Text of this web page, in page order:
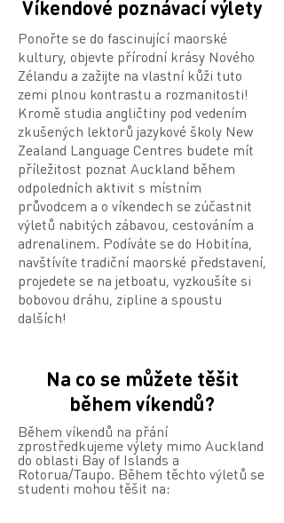
Víkendové poznávací výlety
Ponořte se do fascinující maorské
kultury, objevte přírodní krásy Nového
Zélandu a zažijte na vlastní kůži tuto
zemi plnou kontrastu a rozmanitosti!
Kromě studia angličtiny pod vedením
zkušených lektorů jazykové školy New
Zealand Language Centres budete mít
příležitost poznat Auckland během
odpoledních aktivit s místním
průvodcem a o víkendech se zúčastnit
výletů nabitých zábavou, cestováním a
adrenalinem. Podíváte se do Hobitína,
navštívíte tradiční maorské představení,
projedete se na jetboatu, vyzkoušíte si
bobovou dráhu, zipline a spoustu
dalších!
Na co se můžete těšit
během víkendů?
Během víkendů na přání
zprostředkujeme výlety mimo Auckland
do oblasti Bay of Islands a
Rotorua/Taupo. Během těchto výletů se
studenti mohou těšit na: